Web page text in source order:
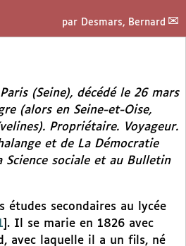
par Desmars, Bernard
(Seine), décédé le 26 mars
(alors en Seine-et-Oise,
Propriétaire. Voyageur.
et de La Démocratie
Science sociale et au Bulletin
études secondaires au lycée
. Il se marie en 1826 avec
avec laquelle il a un fils, né